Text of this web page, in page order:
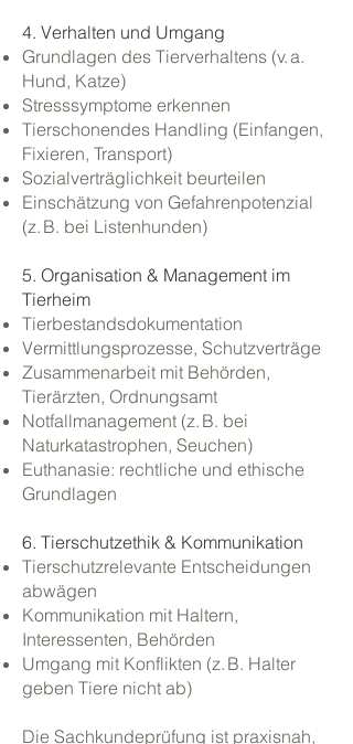
4. Verhalten und Umgang
Grundlagen des Tierverhaltens (v. a.
Hund, Katze)
Stresssymptome erkennen
Tierschonendes Handling (Einfangen,
Fixieren, Transport)
Sozialverträglichkeit beurteilen
Einschätzung von Gefahrenpotenzial
(z. B. bei Listenhunden)
5. Organisation & Management im
Tierheim
Tierbestandsdokumentation
Vermittlungsprozesse, Schutzverträge
Zusammenarbeit mit Behörden,
Tierärzten, Ordnungsamt
Notfallmanagement (z. B. bei
Naturkatastrophen, Seuchen)
Euthanasie: rechtliche und ethische
Grundlagen
6. Tierschutzethik & Kommunikation
Tierschutzrelevante Entscheidungen
abwägen
Kommunikation mit Haltern,
Interessenten, Behörden
Umgang mit Konflikten (z. B. Halter
geben Tiere nicht ab)
Die Sachkundeprüfung ist praxisnah,